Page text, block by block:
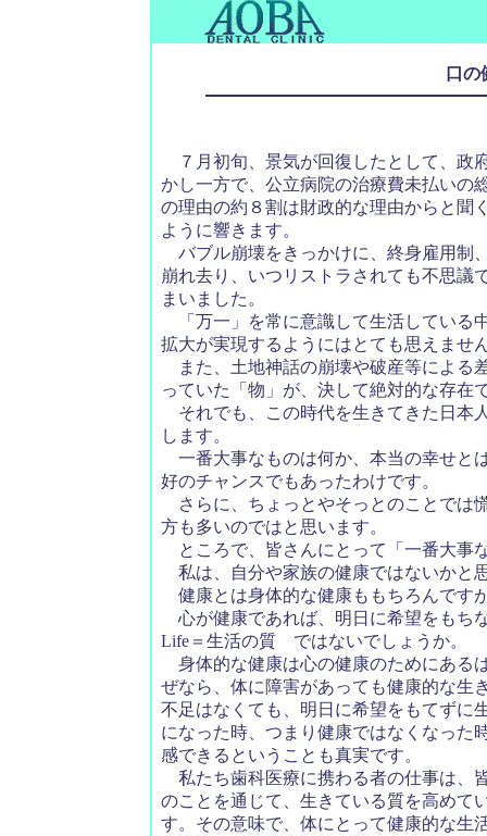
口の
７月初旬、景気が回復したとして、政
かし一方で、公立病院の治療費未払いの
の理由の約８割は財政的な理由からと聞
ように響きます。
バブル崩壊をきっかけに、終身雇用制
崩れ去り、いつリストラされても不思議
まいました。
「万一」を常に意識して生活している
拡大が実現するようにはとても思えませ
また、土地神話の崩壊や破産等による
っていた「物」が、決して絶対的な存在
それでも、この時代を生きてきた日本
します。
一番大事なものは何か、本当の幸せと
好のチャンスでもあったわけです。
さらに、ちょっとやそっとのことでは
方も多いのではと思います。
ところで、皆さんにとって「一番大事
私は、自分や家族の健康ではないかと
健康とは身体的な健康ももちろんです
心が健康であれば、明日に希望をもち
Life＝生活の質 ではないでしょうか。
身体的な健康は心の健康のためにある
ぜなら、体に障害があっても健康的な生
不足はなくても、明日に希望をもてずに
になった時、つまり健康ではなくなった
感できるということも真実です。
私たち歯科医療に携わる者の仕事は、
のことを通じて、生きている質を高めて
す。その意味で、体にとって健康的な生